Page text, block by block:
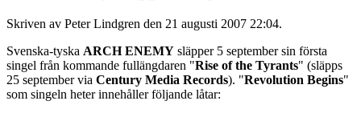
Skriven av Peter Lindgren den 21 augusti 2007 22:04.
Svenska-tyska ARCH ENEMY släpper 5 september sin första
singel från kommande fullängdaren "Rise of the Tyrants" (släpps
25 september via Century Media Records). "Revolution Begins"
som singeln heter innehåller följande låtar: